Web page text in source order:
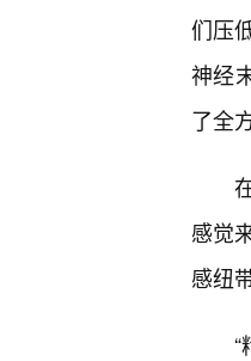
们压
神经
了全
感觉
感纽